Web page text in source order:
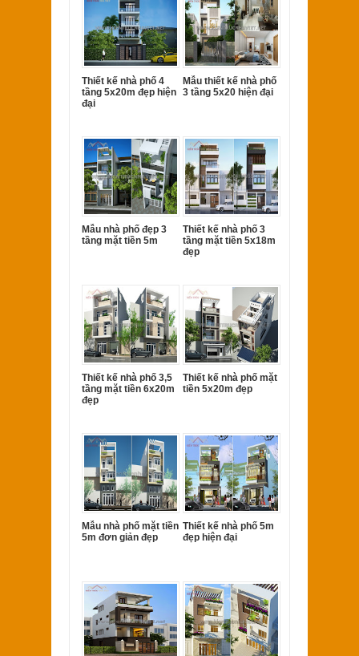
Thiết kế nhà phố 4
tầng 5x20m đẹp hiện
đại
Mẫu thiết kế nhà phố
3 tầng 5x20 hiện đại
Mẫu nhà phố đẹp 3
tầng mặt tiền 5m
Thiết kế nhà phố 3
tầng mặt tiền 5x18m
đẹp
Thiết kế nhà phố 3,5
tầng mặt tiền 6x20m
đẹp
Thiết kế nhà phố mặt
tiền 5x20m đẹp
Mẫu nhà phố mặt tiền
5m đơn giản đẹp
Thiết kế nhà phố 5m
đẹp hiện đại